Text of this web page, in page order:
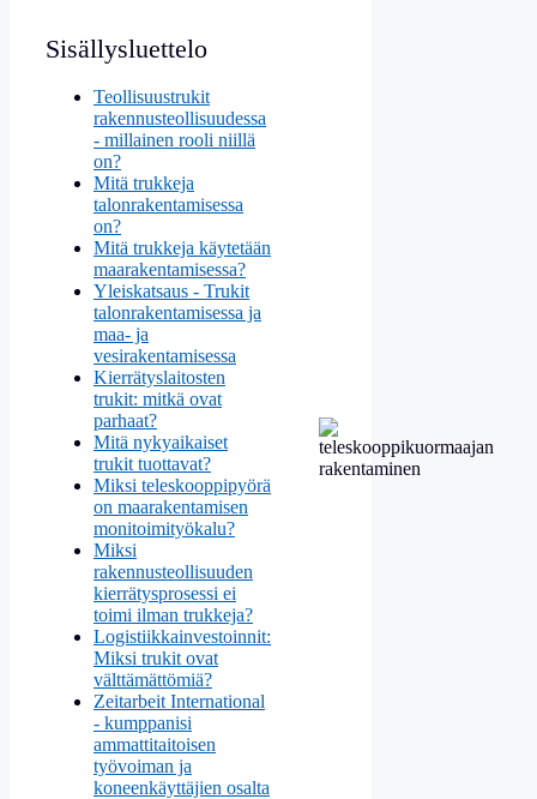
Sisällysluettelo
Teollisuustrukit
rakennusteollisuudessa
- millainen rooli niillä
on?
Mitä trukkeja
talonrakentamisessa
on?
Mitä trukkeja käytetään
maarakentamisessa?
Yleiskatsaus - Trukit
talonrakentamisessa ja
maa- ja
vesirakentamisessa
Kierrätyslaitosten
trukit: mitkä ovat
parhaat?
Mitä nykyaikaiset
trukit tuottavat?
Miksi teleskooppipyörä
on maarakentamisen
monitoimityökalu?
Miksi
rakennusteollisuuden
kierrätysprosessi ei
toimi ilman trukkeja?
Logistiikkainvestoinnit:
Miksi trukit ovat
välttämättömiä?
Zeitarbeit International
- kumppanisi
ammattitaitoisen
työvoiman ja
koneenkäyttäjien osalta